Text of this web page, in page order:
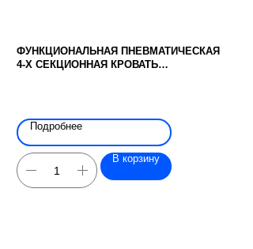
ФУНКЦИОНАЛЬНАЯ ПНЕВМАТИЧЕСКАЯ
4-Х СЕКЦИОННАЯ КРОВАТЬ
Подробнее
В корзину